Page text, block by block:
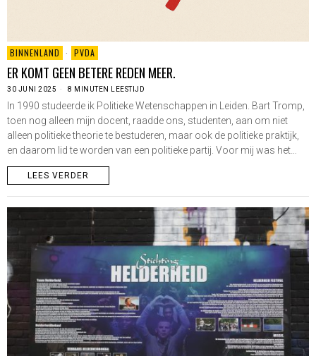
BINNENLAND · PVDA
ER KOMT GEEN BETERE REDEN MEER.
30 JUNI 2025 8 MINUTEN LEESTIJD
In 1990 studeerde ik Politieke Wetenschappen in Leiden. Bart Tromp,
toen nog alleen mijn docent, raadde ons, studenten, aan om niet
alleen politieke theorie te bestuderen, maar ook de politieke praktijk,
en daarom lid te worden van een politieke partij. Voor mij was het…
LEES VERDER